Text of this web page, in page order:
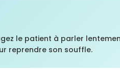
le patient à parler
reprendre son souffle.